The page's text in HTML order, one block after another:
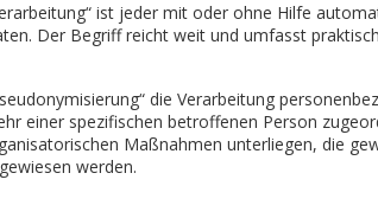
ist jeder mit oder ohne Hilfe
Der Begriff reicht weit und umfasst
die Verarbeitung
einer spezifischen betroffenen Person
Maßnahmen unterliegen, die
werden.